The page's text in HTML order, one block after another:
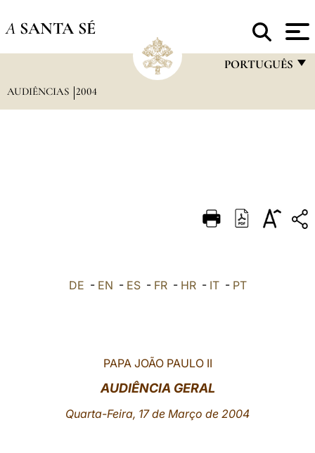
A SANTA SÉ
PORTUGUÊS
DEUTSCH
العربيّة
AUDIÊNCIAS 2004
DE - EN - ES- FR- HR- IT- PT
PAPA JOÃO PAULO II
AUDIÊNCIA GERAL
Quarta-Feira, 17 de Março de 2004